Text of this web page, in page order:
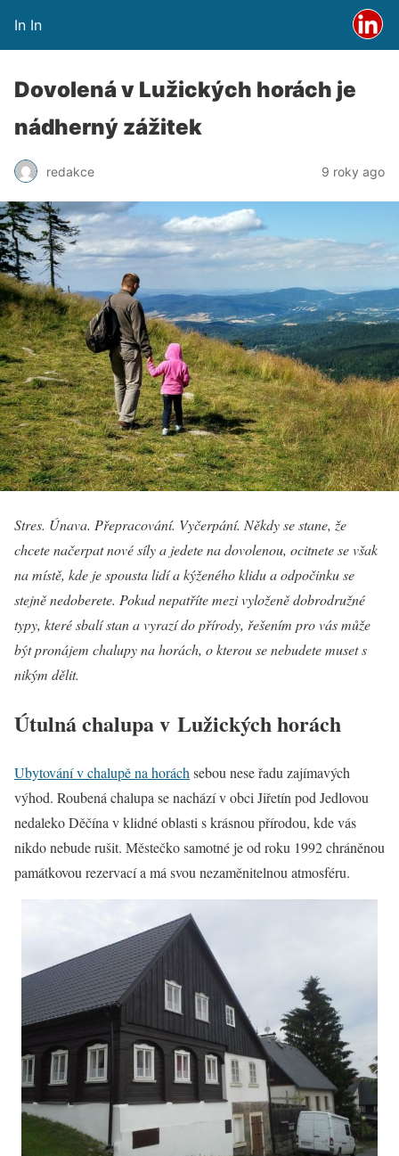
In In
Dovolená v Lužických horách je
nádherný zážitek
redakce 9 roky ago
Stres. Únava. Přepracování. Vyčerpání. Někdy se stane, že
chcete načerpat nové síly a jedete na dovolenou, ocitnete se však
na místě, kde je spousta lidí a kýženého klidu a odpočinku se
stejně nedoberete. Pokud nepatříte mezi vyloženě dobrodružné
typy, které sbalí stan a vyrazí do přírody, řešením pro vás může
být pronájem chalupy na horách, o kterou se nebudete muset s
nikým dělit.
Útulná chalupa v Lužických horách
Ubytování v chalupě na horách sebou nese řadu zajímavých
výhod. Roubená chalupa se nachází v obci Jiřetín pod Jedlovou
nedaleko Děčína v klidné oblasti s krásnou přírodou, kde vás
nikdo nebude rušit. Městečko samotné je od roku 1992 chráněnou
památkovou rezervací a má svou nezaměnitelnou atmosféru.